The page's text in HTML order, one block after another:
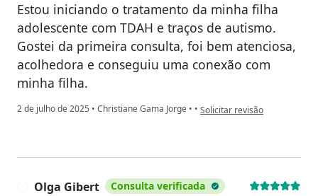
Estou iniciando o tratamento da minha filha
adolescente com TDAH e traços de autismo.
Gostei da primeira consulta, foi bem atenciosa,
acolhedora e conseguiu uma conexão com
minha filha.
2 de julho de 2025 • Christiane Gama Jorge • • na opinião do utilizador NAR
Solicitar revisão
Olga Gibert Consulta verificada